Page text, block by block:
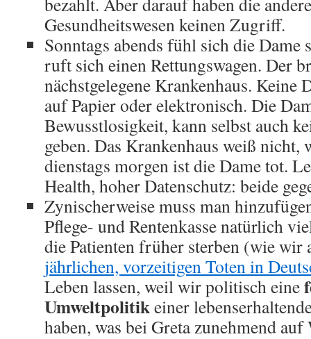
Gesundheitswesen keinen Zugriff.
Sonntags abends fühl sich die Dame
ruft sich einen Rettungswagen. Der
nächstgelegene Krankenhaus. Keine
auf Papier oder elektronisch. Die
Bewusstlosigkeit, kann selbst auch
geben. Das Krankenhaus weiß nicht,
dienstags morgen ist die Dame tot.
Health, hoher Datenschutz: beide
Zynischerweise muss man
Pflege- und Rentenkasse natürlich
die Patienten früher sterben (wie wir
jährlichen, vorzeitigen Toten in
Leben lassen, weil wir politisch eine
Umweltpolitikeiner
haben, was bei Greta zunehmend